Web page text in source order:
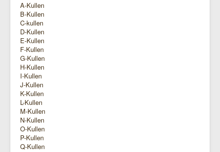
A-Kullen
B-Kullen
C-kullen
D-Kullen
E-Kullen
F-Kullen
G-Kullen
H-Kullen
I-Kullen
J-Kullen
K-Kullen
L-Kullen
M-Kullen
N-Kullen
O-Kullen
P-Kullen
Q-Kullen